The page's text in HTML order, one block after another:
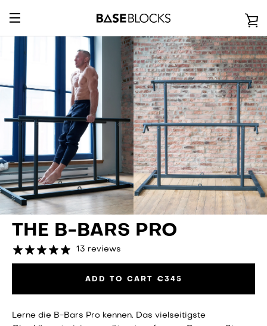
zum
NAVIGATION
THE B-BARS PRO
13 reviews
ADD TO CART €345
Lerne die B-Bars Pro kennen. Das vielseitigste